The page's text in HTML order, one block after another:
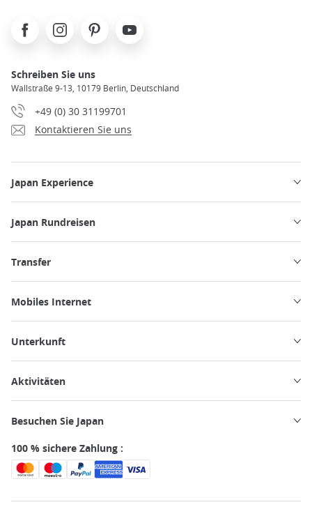
FacebookInstagramPinterest Youtube
Schreiben Sie uns
Wallstraße 9-13, 10179 Berlin, Deutschland
+49 (0) 30 31199701
Kontaktieren Sie uns
Japan Experience
Japan Rundreisen
Transfer
Mobiles Internet
Unterkunft
Aktivitäten
Besuchen Sie Japan
100 % sichere Zahlung :